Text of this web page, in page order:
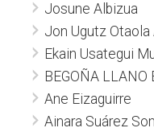
Josune Albizua
Jon Ugutz Otaola
Ekain Usategui
BEGOÑA LLANO
Ane Eizaguirre
Ainara Suárez